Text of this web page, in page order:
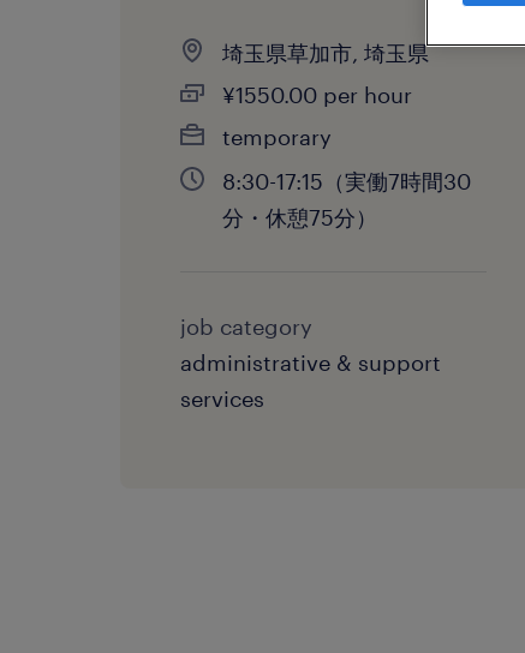
埼玉県草加市, 埼玉県
¥1550.00 per hour
temporary
8:30-17:15（実働7時間30
分・休憩75分）
job category
administrative & support
services